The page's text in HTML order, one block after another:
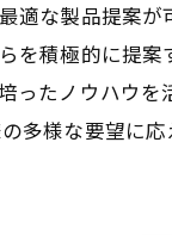
適な製品提案が
を積極的に提案
ったノウハウを
多様な要望に応